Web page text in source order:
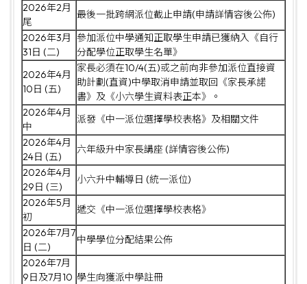
2026年2月
尾
最後一批跨網派位截止申請(申請詳情容後公佈)
2026年3月
31日 (二)
參加派位中學通知正取學生申請已獲納入《自行
分配學位正取學生名單》
2026年4月
10日 (五)
家長必須在10/4(五)或之前向非參加派位直接資
助計劃(直資)中學取消申請並取回《家長承諾
書》及《小六學生資料表正本》。
2026年4月
中
派發《中一派位選擇學校表格》及相關文件
2026年4月
24日 (五)
六年級升中家長講座 (詳情容後公佈)
2026年4月
29日 (三)
小六升中輔導日 (統一派位)
2026年5月
初
遞交《中一派位選擇學校表格》
2026年7月7
日 (二)
中學學位分配結果公佈
2026年7月
9日及7月10 學生向獲派中學註冊